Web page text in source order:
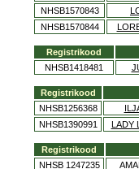
NHSB1570843
NHSB1570844
Registrikood
NHSB1418481
Registrikood
NHSB1256368
NHSB1390991
LADY
Registrikood
NHSB 1247235